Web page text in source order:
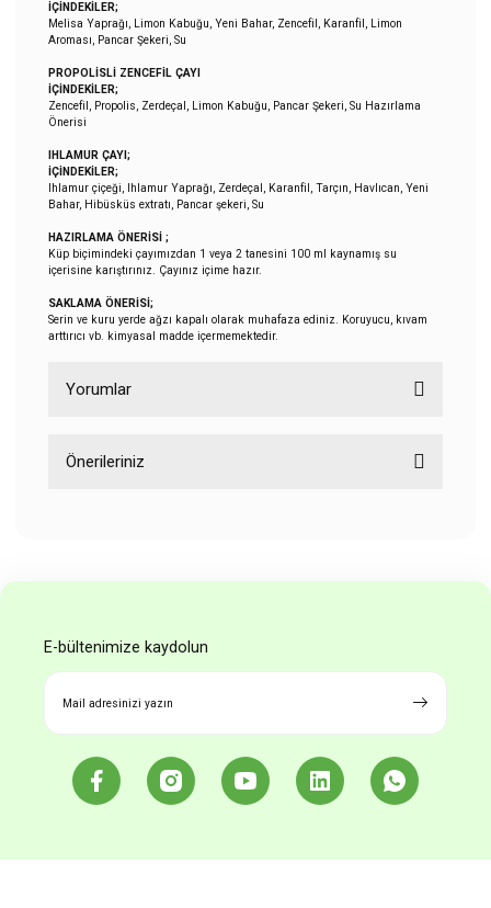
İÇİNDEKİLER;
Melisa Yaprağı, Limon Kabuğu, Yeni Bahar, Zencefil, Karanfil, Limon
Aroması, Pancar Şekeri, Su
PROPOLİSLİ ZENCEFİL ÇAYI
İÇİNDEKİLER;
Zencefil, Propolis, Zerdeçal, Limon Kabuğu, Pancar Şekeri, Su Hazırlama
Önerisi
IHLAMUR ÇAYI;
İÇİNDEKİLER;
Ihlamur çiçeği, Ihlamur Yaprağı, Zerdeçal, Karanfil, Tarçın, Havlıcan, Yeni
Bahar, Hibüsküs extratı, Pancar şekeri, Su
HAZIRLAMA ÖNERİSİ ;
Küp biçimindeki çayımızdan 1 veya 2 tanesini 100 ml kaynamış su
içerisine karıştırınız. Çayınız içime hazır.
SAKLAMA ÖNERİSİ;
Serin ve kuru yerde ağzı kapalı olarak muhafaza ediniz. Koruyucu, kıvam
arttırıcı vb. kimyasal madde içermemektedir.
Yorumlar
Önerileriniz
Ürün açıklamasında eksik bilgiler bulunuyor.
Ürün fiyatı diğer sitelerden daha pahalı.
E-bültenimize kaydolun